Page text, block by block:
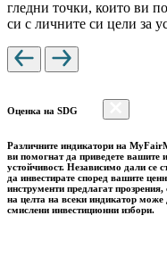
гледни точки, които ви
си с личните си цели за
Оценка на SDG
Различните индикатори на
ви помогнат да приведете вашите
устойчивост. Независимо дали се
да инвестирате според вашите
инструменти предлагат
на целта на всеки индикатор
смислени инвестиционни избори.